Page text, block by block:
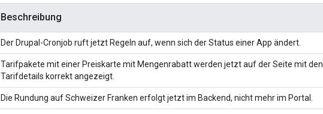
Beschreibung
Der Drupal-Cronjob ruft jetzt Regeln auf, wenn sich der Status einer App ändert.
Tarifpakete mit einer Preiskarte mit Mengenrabatt werden jetzt auf der Seite mit den
Tarifdetails korrekt angezeigt.
Die Rundung auf Schweizer Franken erfolgt jetzt im Backend, nicht mehr im Portal.